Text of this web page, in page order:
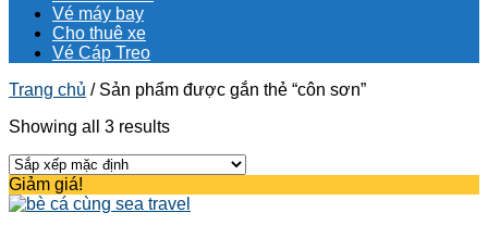
Vé máy bay
Cho thuê xe
Vé Cáp Treo
Trang chủ /Sản phẩm được gắn thẻ “côn sơn”
Showing all 3 results
Giảm giá!